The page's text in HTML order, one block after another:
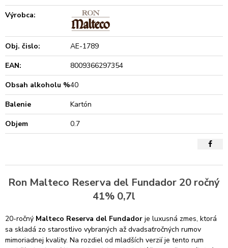
Výrobca:
Obj. čislo:
AE-1789
EAN:
8009366297354
Obsah alkoholu %40
Balenie
Kartón
Objem
0.7
Ron Malteco Reserva del Fundador 20 ročný
41% 0,7l
20-ročný Malteco Reserva del Fundador je luxusná zmes, ktorá
sa skladá zo starostlivo vybraných až dvadsaťročných rumov
mimoriadnej kvality. Na rozdiel od mladších verzií je tento rum